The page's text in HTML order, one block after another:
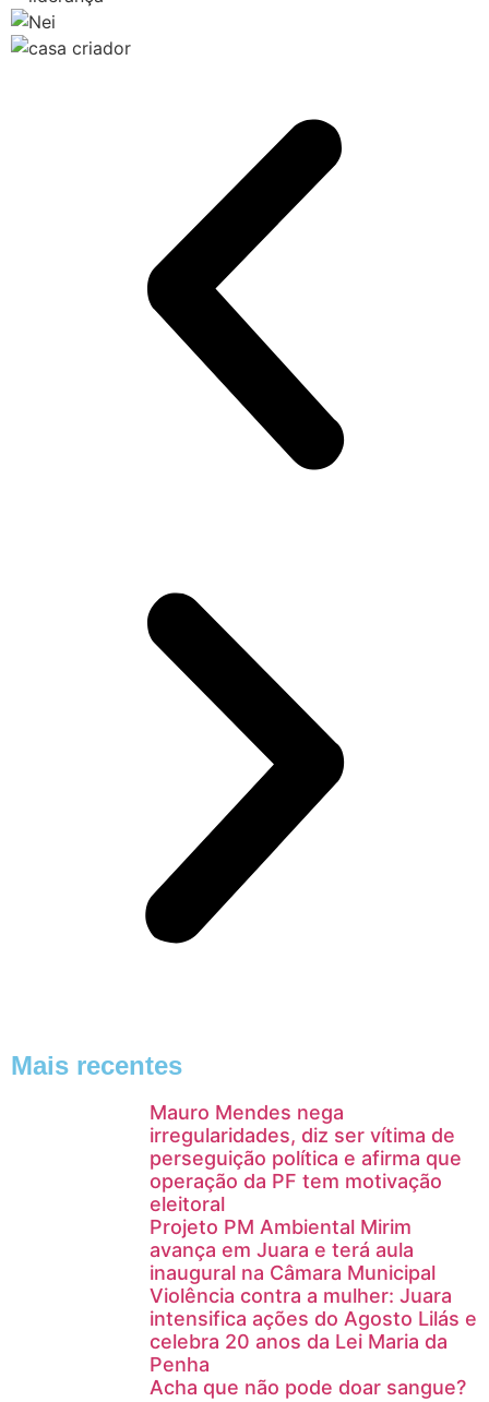
Mais recentes
Mauro Mendes nega
irregularidades, diz ser vítima de
perseguição política e afirma que
operação da PF tem motivação
eleitoral
Projeto PM Ambiental Mirim
avança em Juara e terá aula
inaugural na Câmara Municipal
Violência contra a mulher: Juara
intensifica ações do Agosto Lilás e
celebra 20 anos da Lei Maria da
Penha
Acha que não pode doar sangue?